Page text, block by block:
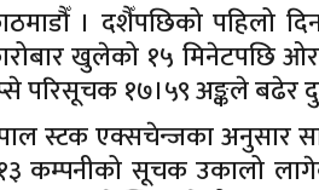
। दशैँपछिको पहिलो
खुलेको १५ मिनेटपछि
परिसूचक १७।५९ अङ्कले बढेर
स्टक एक्सचेन्जका अनुसार
कम्पनीको सूचक उकालो